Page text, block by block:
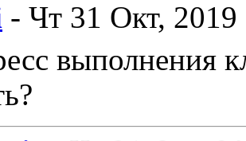
- Чт 31 Окт, 2019
выполнения